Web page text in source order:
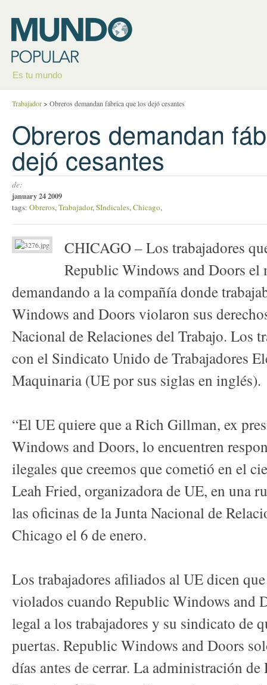
Es tu mundo
Trabajador> Obreros demandan fábrica que los dejó cesantes
Obreros demandan
dejó cesantes
de:
january 24 2009
tags: Obreros,Trabajador,SIndicales,Chicago,
CHICAGO – Los trabajadores
Republic Windows and Doors el
demandando a la compañía donde
Windows and Doors violaron sus
Nacional de Relaciones del Trabajo. Los
con el Sindicato Unido de Trabajadores
Maquinaria (UE por sus siglas en inglés).
“El UE quiere que a Rich Gillman, ex
Windows and Doors, lo encuentren
ilegales que creemos que cometió en el
Leah Fried, organizadora de UE, en una
las oficinas de la Junta Nacional de
Chicago el 6 de enero.
Los trabajadores afiliados al UE dicen
violados cuando Republic Windows and
legal a los trabajadores y su sindicato de
puertas. Republic Windows and Doors
días antes de cerrar. La administración